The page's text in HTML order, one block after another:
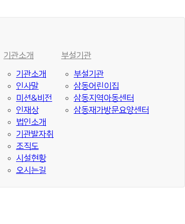
기관소개
기관소개
인사말
미션&비전
인재상
법인소개
기관발자취
조직도
시설현황
오시는길
부설기관
부설기관
삼동어린이집
삼동지역아동센터
삼동재가방문요양센터